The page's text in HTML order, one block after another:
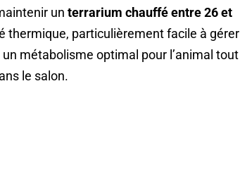
un terrarium chauffé entre 26 et
thermique, particulièrement facile à gérer
métabolisme optimal pour l’animal tout
le salon.